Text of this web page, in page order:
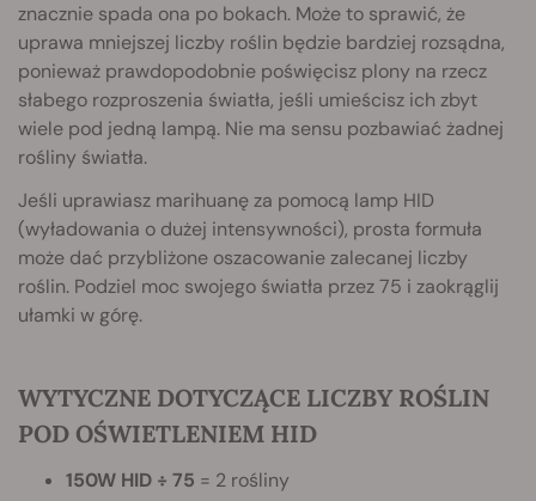
znacznie spada ona po bokach. Może to sprawić, że
uprawa mniejszej liczby roślin będzie bardziej rozsądna,
ponieważ prawdopodobnie poświęcisz plony na rzecz
słabego rozproszenia światła, jeśli umieścisz ich zbyt
wiele pod jedną lampą. Nie ma sensu pozbawiać żadnej
rośliny światła.
Jeśli uprawiasz marihuanę za pomocą lamp HID
(wyładowania o dużej intensywności), prosta formuła
może dać przybliżone oszacowanie zalecanej liczby
roślin. Podziel moc swojego światła przez 75 i zaokrąglij
ułamki w górę.
WYTYCZNE DOTYCZĄCE LICZBY ROŚLIN
POD OŚWIETLENIEM HID
150W HID ÷ 75 = 2 rośliny